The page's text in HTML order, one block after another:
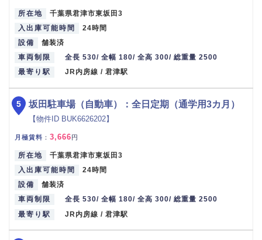
所在地
千葉県君津市東坂田3
入出庫可能時間
24時間
設備
舗装済
車両制限
全長 530/ 全幅 180/ 全高 300/ 総重量 2500
最寄り駅
JR内房線 / 君津駅
坂田駐車場（自動車）：全日定期（通学用3カ月）
【物件ID BUK6626202】
月極賃料 ： 3,666円
所在地
千葉県君津市東坂田3
入出庫可能時間
24時間
設備
舗装済
車両制限
全長 530/ 全幅 180/ 全高 300/ 総重量 2500
最寄り駅
JR内房線 / 君津駅
5